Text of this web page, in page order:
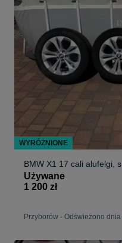
BMW X1 17 cali alufelgi,
Używane
1 200 zł
Przyborów - Odświeżono
WYRÓŻNIONE